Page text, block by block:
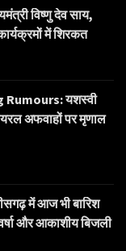
विष्णु देव साय,
में शिरकत
यशस्वी
अफवाहों पर मृणाल
में आज भी बारिश
और आकाशीय बिजली